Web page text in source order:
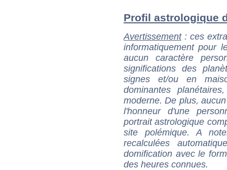
Profil astrologique
Avertissement: ces
informatiquement pour
aucun caractère
significations des
signes et/ou en
dominantes
moderne. De plus,
l'honneur d'une
portrait astrologique
site polémique. A
recalculées
domification avec le
des heures connues.